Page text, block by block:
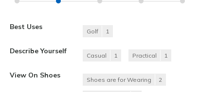
Best Uses
Golf 1
Describe Yourself
Casual 1 Practical 1
View On Shoes
Shoes are for Wearing 2